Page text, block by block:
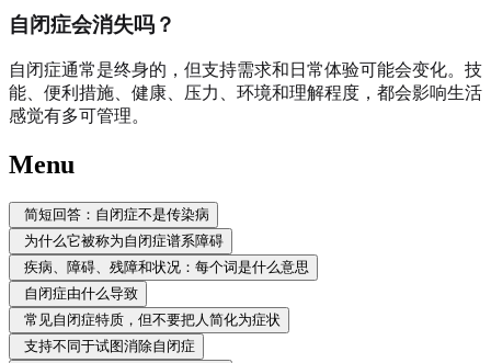
自闭症会消失吗？
自闭症通常是终身的，但支持需求和日常体验可能会变化。技
能、便利措施、健康、压力、环境和理解程度，都会影响生活
感觉有多可管理。
Menu
简短回答：自闭症不是传染病
为什么它被称为自闭症谱系障碍
疾病、障碍、残障和状况：每个词是什么意思
自闭症由什么导致
常见自闭症特质，但不要把人简化为症状
支持不同于试图消除自闭症